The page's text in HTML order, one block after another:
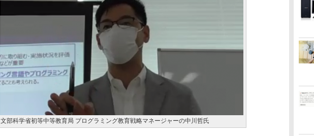
文部科学省初等中等教育局 プログラミング教育戦略マネージャーの中川哲氏